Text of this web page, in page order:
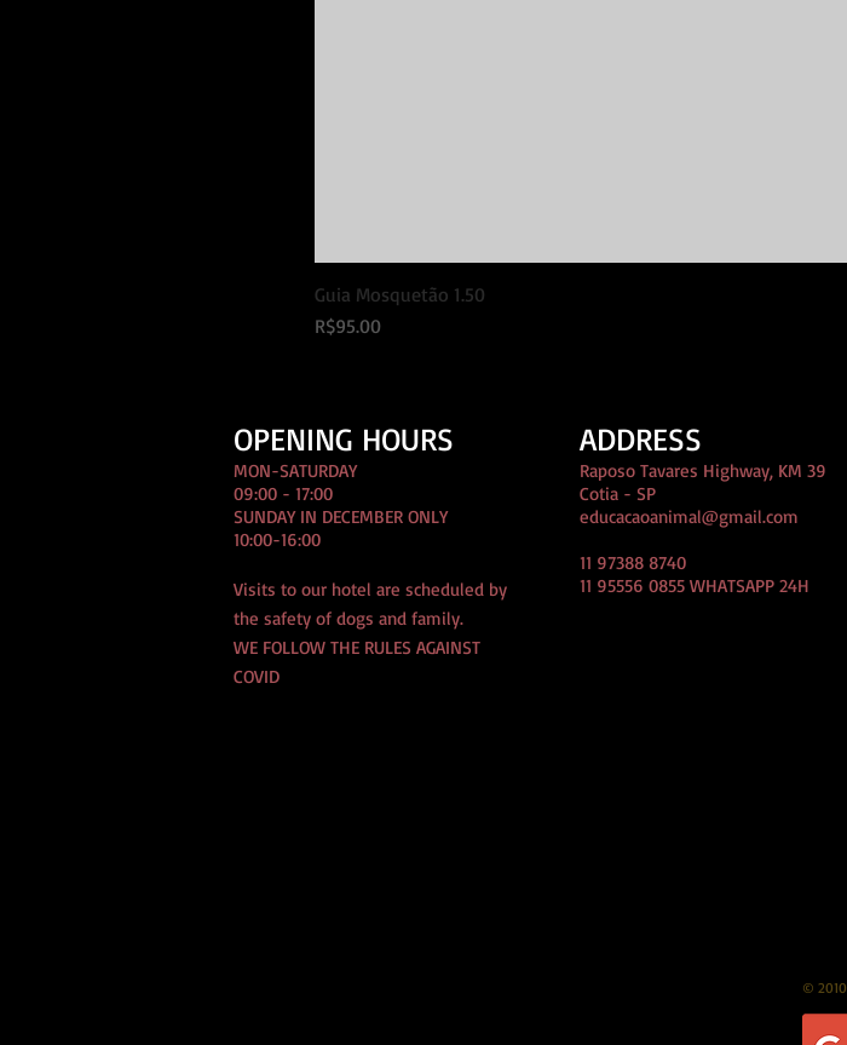
Guia Mosquetão 1.50
Price
R$95.00
OPENING HOURS
MON-SATURDAY
09:00 - 17:00
SUNDAY IN DECEMBER ONLY
10:00-16:00
Visits to our hotel are scheduled by
the safety of dogs and family.
WE FOLLOW THE RULES AGAINST
COVID
ADDRESS
Raposo Tavares Highway, KM 39
Cotia - SP
educacaoanimal@gmail.com
11 97388 8740
11 95556 0855 WHATSAPP 24H
© 2010